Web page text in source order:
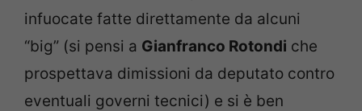
infuocate fatte direttamente da alcuni
“big” (si pensi a Gianfranco Rotondi che
prospettava dimissioni da deputato contro
eventuali governi tecnici) e si è ben